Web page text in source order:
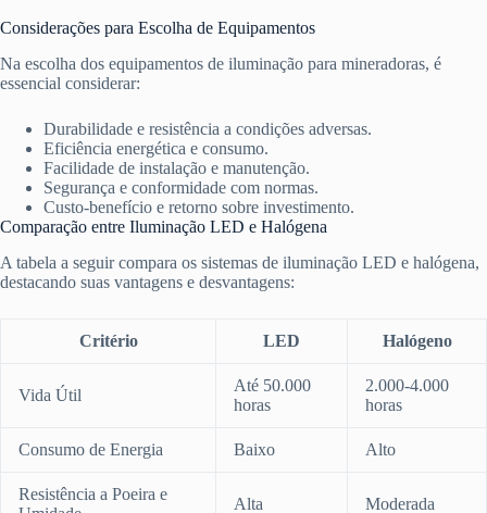
Considerações para Escolha de Equipamentos
Na escolha dos equipamentos de iluminação para mineradoras, é
essencial considerar:
Durabilidade e resistência a condições adversas.
Eficiência energética e consumo.
Facilidade de instalação e manutenção.
Segurança e conformidade com normas.
Custo-benefício e retorno sobre investimento.
Comparação entre Iluminação LED e Halógena
A tabela a seguir compara os sistemas de iluminação LED e halógena,
destacando suas vantagens e desvantagens:
Critério LED Halógeno
Vida Útil
Até 50.000
horas
2.000-4.000
horas
Consumo de Energia Baixo Alto
Resistência a Poeira e
Alta Moderada